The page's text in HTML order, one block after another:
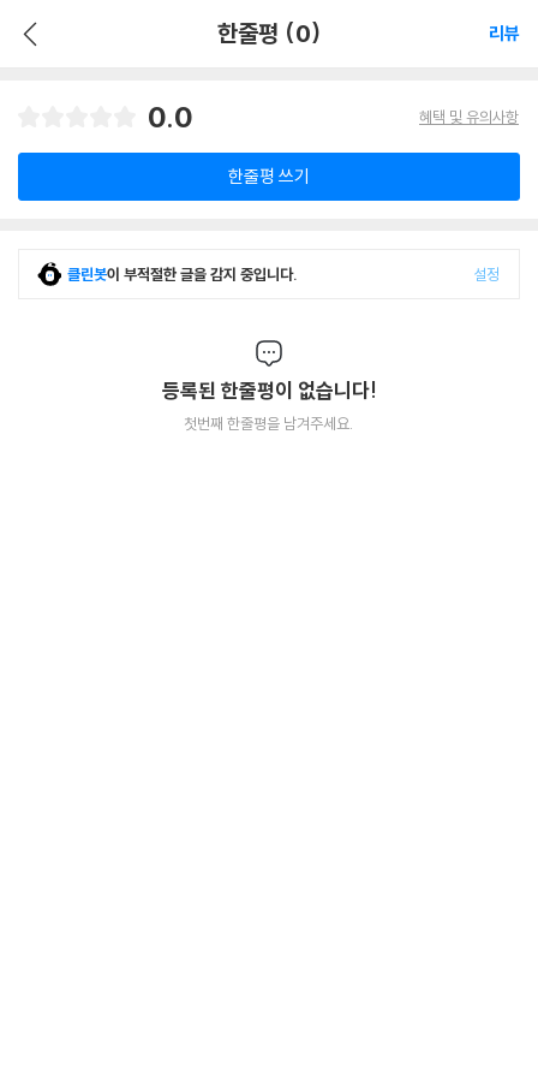
한줄평 (0) 리뷰
0.0 혜택 및 유의사항
한줄평 쓰기
클린봇이 부적절한 글을 감지 중입니다. 설정
등록된 한줄평이 없습니다!
첫번째 한줄평을 남겨주세요.